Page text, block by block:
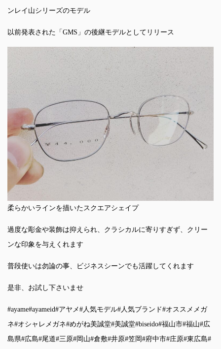
ンレイ山シリーズのモデル
以前発表された「GMS」の後継モデルとしてリリース
柔らかいラインを描いたスクエアシェイプ
過度な彫金や装飾は抑えられ、クラシカルに寄りすぎず、クリー
ンな印象を与えくれます
普段使いは勿論の事、ビジネスシーンでも活躍してくれます
是非、お試し下さいませ
#ayame#ayameid#アヤメ#人気モデル#人気ブランド#オススメメガ
ネ#オシャレメガネ#めがね美誠堂#美誠堂#biseido#福山市#福山#広
島県#広島#尾道#三原#岡山#倉敷#井原#笠岡 #府中市#庄原#東広島#